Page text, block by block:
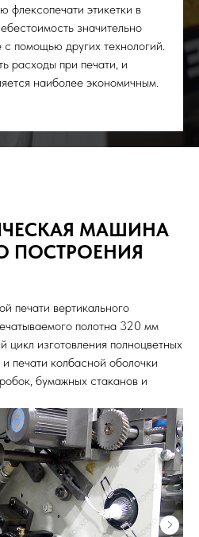
этикетки в
значительно
помощью других технологий.
расходы при печати, и
наиболее экономичным.
МАШИНА
ПОСТРОЕНИЯ
печати вертикального
полотна 320 мм
цикл изготовления полноцветных
печати колбасной оболочки
бумажных стаканов и